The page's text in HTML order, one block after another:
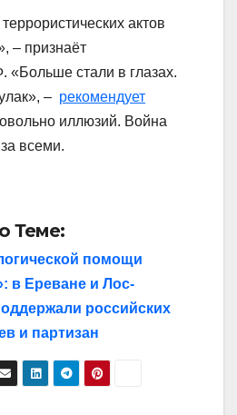
актов
– признаёт
«Больше стали в глазах.
– рекомендует
иллюзий. Война
всеми.
Теме:
помощи
в Ереване и Лос-
российских
и партизан